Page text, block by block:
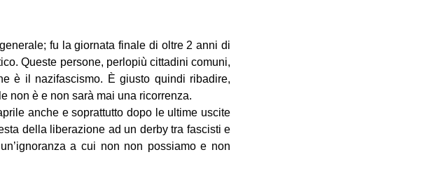
fu la giornata finale di oltre 2 anni di
Queste persone, perlopiù cittadini comuni,
è il nazifascismo. È giusto quindi ribadire,
non è e non sarà mai una ricorrenza.
anche e soprattutto dopo le ultime uscite
della liberazione ad un derby tra fascisti e
a cui non non possiamo e non